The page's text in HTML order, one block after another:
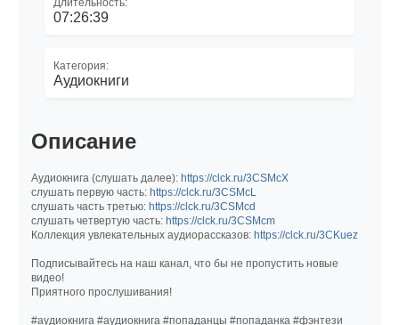
07:26:39
Категория:
Аудиокниги
Описание
Аудиокнига (слушать далее): https://clck.ru/3CSMcX
слушать первую часть: https://clck.ru/3CSMcL
слушать часть третью: https://clck.ru/3CSMcd
слушать четвертую часть: https://clck.ru/3CSMcm
Коллекция увлекательных аудиорассказов: https://clck.ru/3CKuez
Подписывайтесь на наш канал, что бы не пропустить новые
видео!
Приятного прослушивания!
#аудиокнига #аудиокнига #попаданцы #попаданка #фэнтези